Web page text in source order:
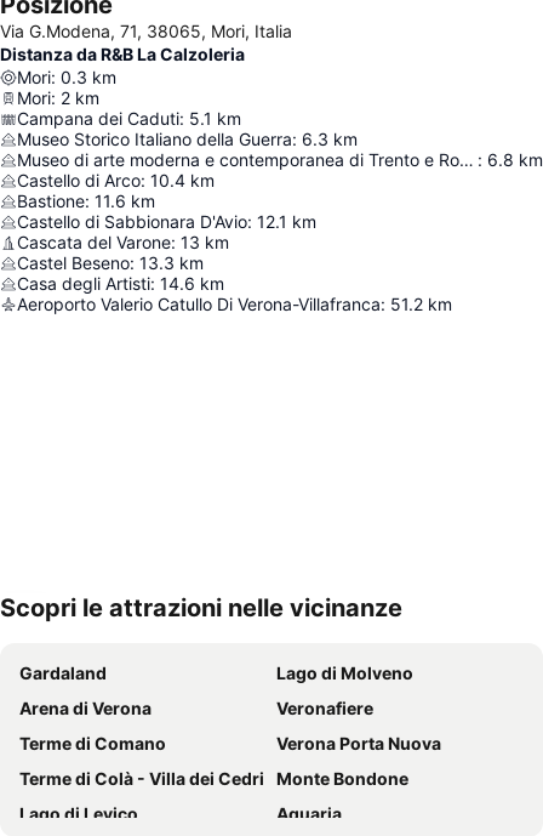
Via G.Modena, 71, 38065, Mori, Italia
Distanza da R&B La Calzoleria
Mori: 0.3 km
Mori: 2 km
Campana dei Caduti: 5.1 km
Museo Storico Italiano della Guerra: 6.3 km
Museo di arte moderna e contemporanea di Trento e Rovereto : 6.8 km
Castello di Arco: 10.4 km
Bastione: 11.6 km
Castello di Sabbionara D'Avio: 12.1 km
Cascata del Varone: 13 km
Castel Beseno: 13.3 km
Casa degli Artisti: 14.6 km
Aeroporto Valerio Catullo Di Verona-Villafranca: 51.2 km
Espandi mappa
Scopri le attrazioni nelle vicinanze
Gardaland
Lago di Molveno
Arena di Verona
Veronafiere
Terme di Comano
Verona Porta Nuova
Terme di Colà - Villa dei Cedri
Monte Bondone
Lago di Levico
Aquaria